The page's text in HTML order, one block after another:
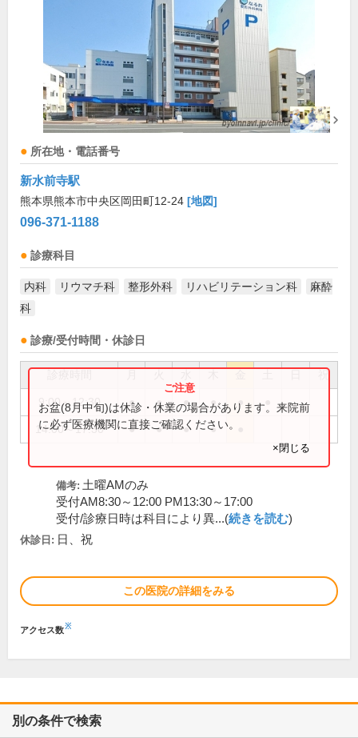
所在地・電話番号
新水前寺駅
熊本県熊本市中央区岡田町12-24 [地図]
096-371-1188
診療科目
内科 リウマチ科 整形外科 リハビリテーション科
麻酔
科
診療/受付時間・休診日
祝
9:00～12:30 ● ● ● ● ●
14:00～17:30 ● ● ● ●
お盆(8月中旬)は休診・休業の場合があります。来院前
に必ず医療機関に直接ご確認ください。
×閉じる
備考: 土曜AMのみ
受付AM8:30～12:00 PM13:30～17:00
受付/診療日時は科目により異...(続きを読む)
休診日: 日、祝
この医院の詳細をみる
アクセス数※
別の条件で検索